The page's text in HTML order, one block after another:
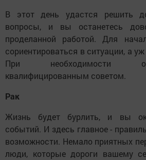
В этот день удастся решить
вопросы, и вы останетесь
проделанной работой. Для
сориентироваться в ситуации, а
При необходимости
квалифицированным советом.
Рак
Жизнь будет бурлить, и вы
событий. И здесь главное -
возможности. Немало приятных
люди, которые дороги вашему